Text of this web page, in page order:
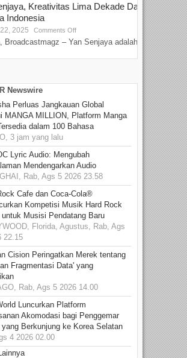
Kreativitas Lima Dekade Dalam
Indonesia
2025 Comments Off
Broadcastmagz – Yan Senjaya adalah...
Newswire
Perluas Jangkauan Global
MANGA MILLION, Platform Manga
dalam 100 Bahasa
3 jam yang lalu
Lyric Audio: Mengubah
Mendengarkan Audio
Rab, Ags 5 2026 23.58
Cafe dan Coca-Cola®
Kompetisi Musik Hard Rock
untuk Musisi Pendatang Baru
Florida, Agustus, Rab, Ags
22.15
Cision Peringatkan Merek tentang
Fragmentasi Data' yang
Rab, Ags 5 2026 14.00
Luncurkan Platform
Akomodasi bagi Penggemar
yang Berkunjung ke Korea Selatan
4 2026 02.00